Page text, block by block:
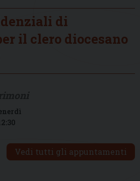
di
il clero diocesano
Vedi tutti gli appuntamenti